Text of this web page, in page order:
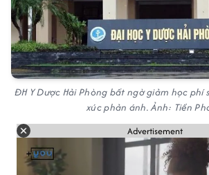
ĐH Y Dược Hải Phòng bất ngờ giảm học phí
xúc phản ánh. Ảnh: Tiền
Advertisement